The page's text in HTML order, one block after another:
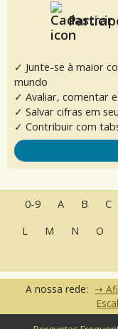
✓ Junte-se à maior
mundo
✓ Avaliar, comentar
✓ Salvar cifras em
✓ Contribuir com
0-9 A B C
L
M N O
A nossa rede: